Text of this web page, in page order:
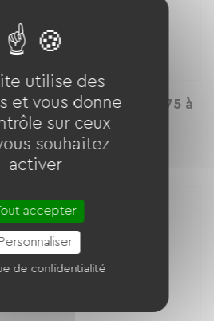
homme - TAILLE 1,75 à
jour
utilise des
et vous donne
sur ceux
souhaitez
activer
accepter
Personnaliser
de confidentialité